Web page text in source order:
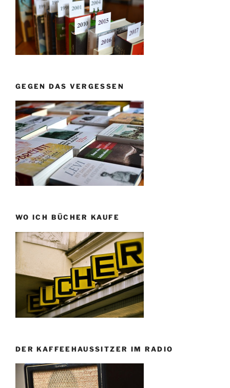
GEGEN DAS VERGESSEN
WO ICH BÜCHER KAUFE
DER KAFFEEHAUSSITZER IM RADIO